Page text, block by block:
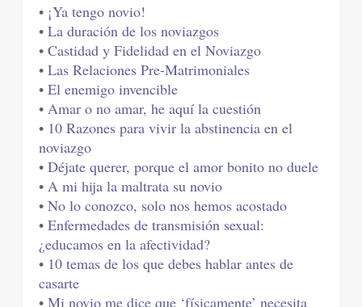
• ¡Ya tengo novio!
•La duración de los noviazgos
•Castidad y Fidelidad en el Noviazgo
•Las Relaciones Pre-Matrimoniales
•El enemigo invencible
•Amar o no amar, he aquí la cuestión
• 10 Razones para vivir la abstinencia en el
noviazgo
•Déjate querer, porque el amor bonito no duele
•A mi hija la maltrata su novio
•No lo conozco, solo nos hemos acostado
•Enfermedades de transmisión sexual:
¿educamos en la afectividad?
• 10 temas de los que debes hablar antes de
casarte
•Mi novio me dice que ‘físicamente’ necesita